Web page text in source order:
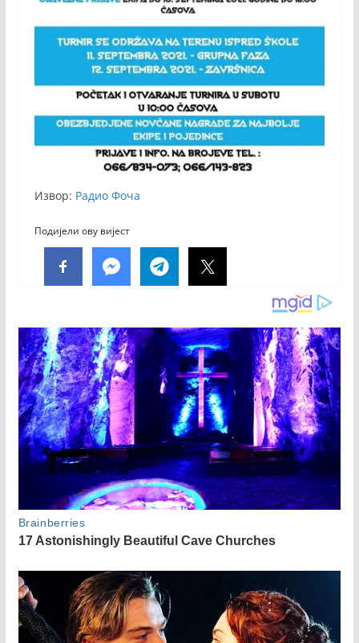
Извор: Радио Фоча
Подијели ову вијест